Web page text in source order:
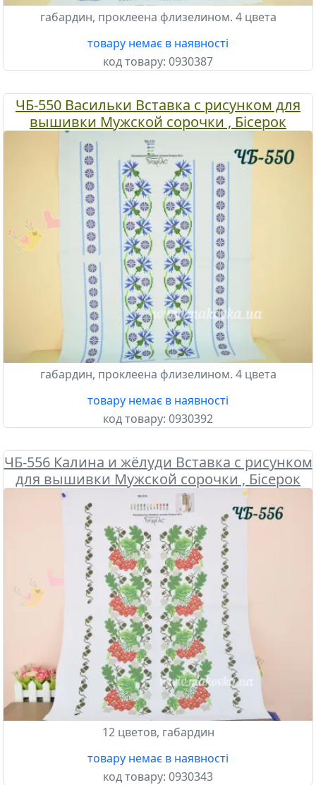
габардин, проклеена флизелином. 4 цвета
товару немає в наявності
код товару: 0930387
ЧБ-550 Васильки Вставка с рисунком для
вышивки Мужской сорочки , Бісерок
габардин, проклеена флизелином. 4 цвета
товару немає в наявності
код товару: 0930392
ЧБ-556 Калина и жёлуди Вставка с рисунком
для вышивки Мужской сорочки , Бісерок
12 цветов, габардин
товару немає в наявності
код товару: 0930343